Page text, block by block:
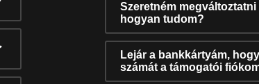
Szeretném
hogyan tudom?
Lejár a bankkártyám,
számát a támogatói